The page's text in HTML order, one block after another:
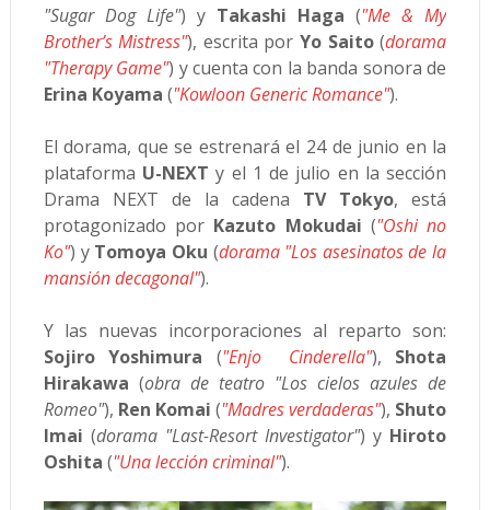
"Sugar Dog Life") y Takashi Haga("Me & My
Brother’s Mistress"), escrita porYo Saito(dorama
"Therapy Game") y cuenta con la banda sonora de
Erina Koyama ("Kowloon Generic Romance").
El dorama, que se estrenará el 24 de junio en la
plataforma U-NEXT y el 1 de julio en la sección
Drama NEXT de la cadena TV Tokyo, está
protagonizado por Kazuto Mokudai ("Oshi no
Ko") y Tomoya Oku (dorama "Los asesinatos de la
mansión decagonal").
Y las nuevas incorporaciones al reparto son:
Sojiro Yoshimura ("Enjo Cinderella"), Shota
Hirakawa (obra de teatro "Los cielos azules de
Romeo"), Ren Komai ("Madres verdaderas"), Shuto
Imai (dorama "Last-Resort Investigator") y Hiroto
Oshita ("Una lección criminal").